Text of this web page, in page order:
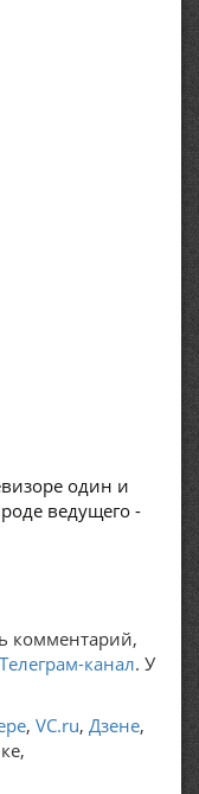
один и
ведущего -
комментарий,
Телеграм-канал. У
, VC.ru, Дзене,